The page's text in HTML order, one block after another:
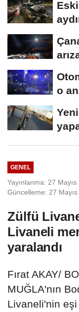
o
GENEL
Yayınlanma: 27
Güncelleme: 27
Zülfü
Livaneli
yaralandı
Fırat AKAY/
MUĞLA'nın
Livaneli'nin